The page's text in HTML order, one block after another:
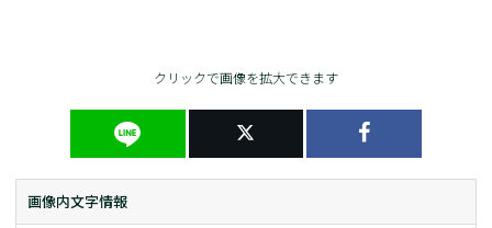
クリックで画像を拡大できます
画像内文字情報